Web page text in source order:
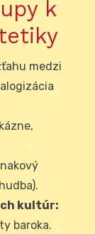
k
medzi
kultúr:
baroka.